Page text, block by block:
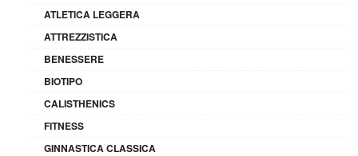
ATLETICA LEGGERA
ATTREZZISTICA
BENESSERE
BIOTIPO
CALISTHENICS
FITNESS
GINNASTICA CLASSICA